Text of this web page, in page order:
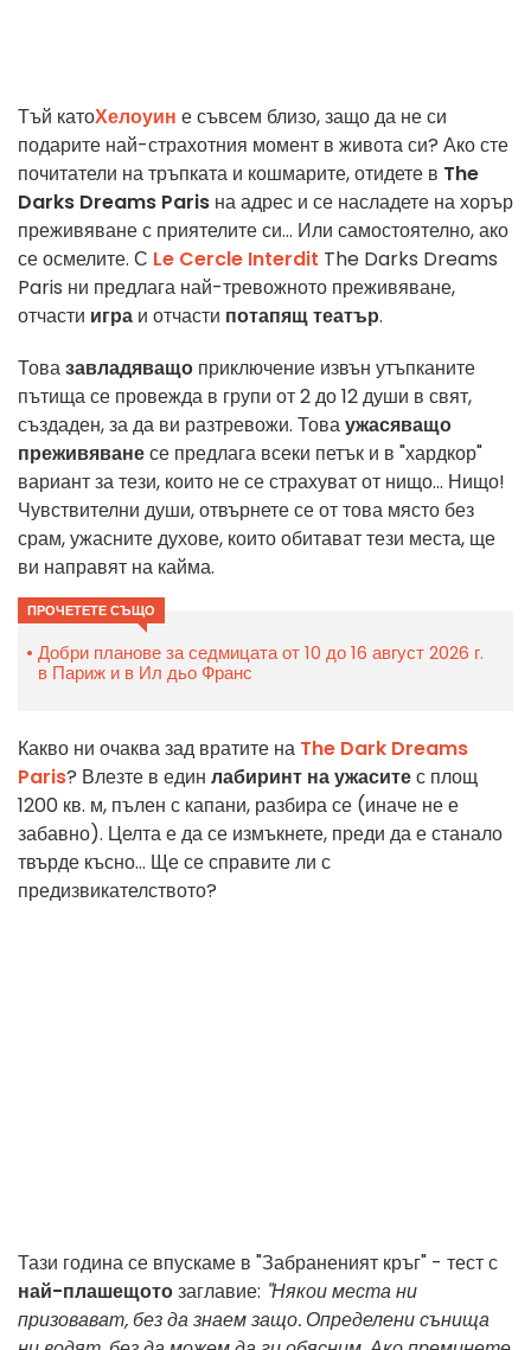
Тъй катоХелоуин е съвсем близо, защо да не си
подарите най-страхотния момент в живота си? Ако сте
почитатели на тръпката и кошмарите, отидете в The
Darks Dreams Paris на адрес и се насладете на хорър
преживяване с приятелите си... Или самостоятелно, ако
се осмелите. С Le Cercle Interdit The Darks Dreams
Paris ни предлага най-тревожното преживяване,
отчасти игра и отчасти потапящ театър.
Товазавладяващо приключение извън утъпканите
пътища се провежда в групи от 2 до 12 души в свят,
създаден, за да ви разтревожи. Товаужасяващо
преживяванесе предлага всеки петък и в "хардкор"
вариант за тези, които не се страхуват от нищо... Нищо!
Чувствителни души, отвърнете се от това място без
срам, ужасните духове, които обитават тези места, ще
ви направят на кайма.
ПРОЧЕТЕТЕ СЪЩО
Добри планове за седмицата от 10 до 16 август 2026 г.
в Париж и в Ил дьо Франс
Какво ни очаква зад вратите на The Dark Dreams
Paris? Влезте в един лабиринт на ужаситес площ
1200 кв. м, пълен с капани, разбира се (иначе не е
забавно). Целта е да се измъкнете, преди да е станало
твърде късно... Ще се справите ли с
предизвикателството?
Тази година се впускаме в "Забраненият кръг" - тест с
най-плашещотозаглавие: "Някои места ни
призовават, без да знаем защо. Определени сънища